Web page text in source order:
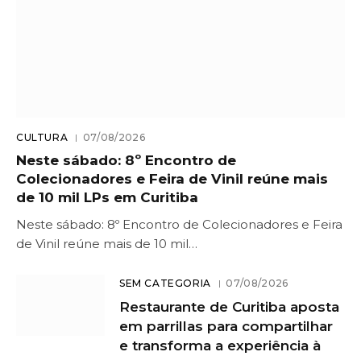
CULTURA 07/08/2026
Neste sábado: 8º Encontro de
Colecionadores e Feira de Vinil reúne mais
de 10 mil LPs em Curitiba
Neste sábado: 8º Encontro de Colecionadores e Feira
de Vinil reúne mais de 10 mil…
SEM CATEGORIA 07/08/2026
Restaurante de Curitiba aposta
em parrillas para compartilhar
e transforma a experiência à